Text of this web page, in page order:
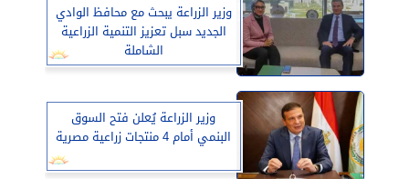
وزير الزراعة يبحث مع محافظ الوادي
الجديد سبل تعزيز التنمية الزراعية
الشاملة
وزير الزراعة يُعلن فتح السوق
البنمي أمام 4 منتجات زراعية مصرية